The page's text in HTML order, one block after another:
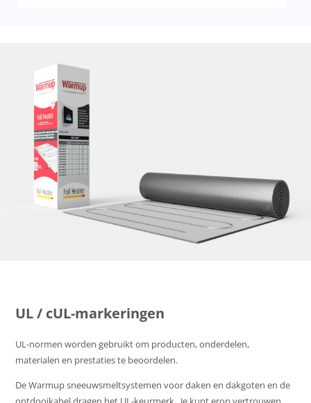
UL / cUL-markeringen
UL-normen worden gebruikt om producten, onderdelen,
materialen en prestaties te beoordelen.
De Warmup sneeuwsmeltsystemen voor daken en dakgoten en de